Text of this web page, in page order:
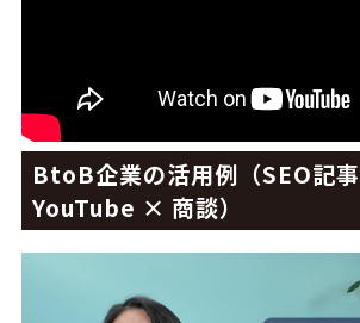
BtoB企業の活用例（SEO記
YouTube × 商談）